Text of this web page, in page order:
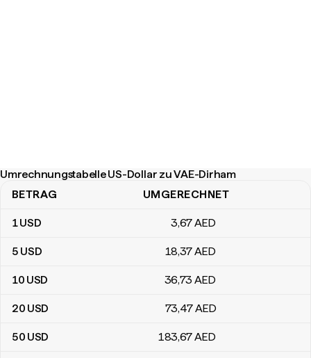
Umrechnungstabelle US-Dollar zu VAE-Dirham
Umrechnungstabelle US-Dollar zu VAE-Dirham
BETRAG UMGERECHNET
1USD 3,67AED
5 USD 18,37AED
10 USD 36,73 AED
20 USD 73,47AED
50 USD 183,67AED